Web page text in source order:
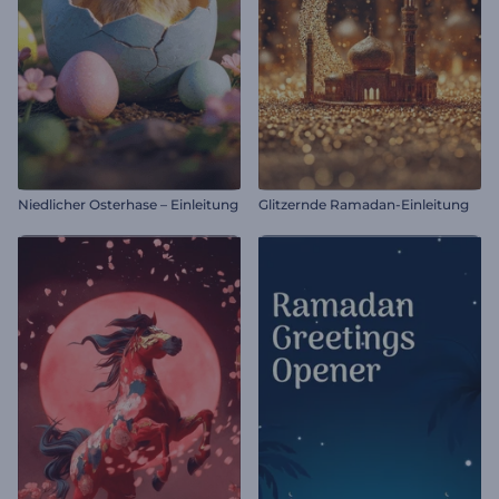
Niedlicher Osterhase – Einleitung Glitzernde Ramadan-Einleitung